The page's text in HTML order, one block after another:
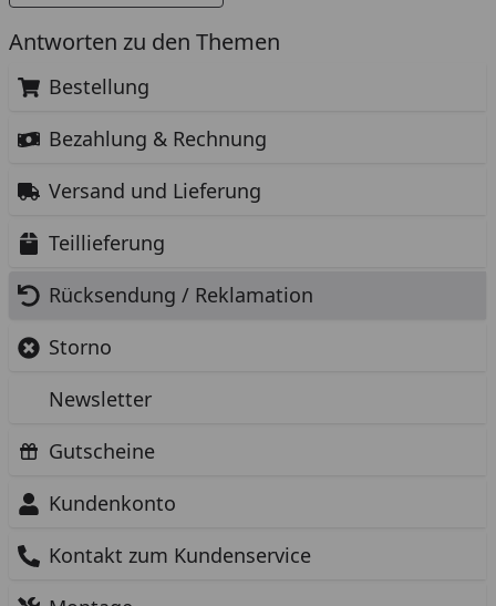
Antworten zu den Themen
Bestellung
Bezahlung & Rechnung
Versand und Lieferung
Teillieferung
Rücksendung / Reklamation
Storno
Newsletter
Gutscheine
Kundenkonto
Kontakt zum Kundenservice